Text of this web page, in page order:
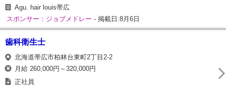
Agu. hair louis帯広
スポンサー：ジョブメドレー - 掲載日:8月6日
歯科衛生士
北海道帯広市柏林台東町2丁目2-2
月給 260,000円～320,000円
正社員